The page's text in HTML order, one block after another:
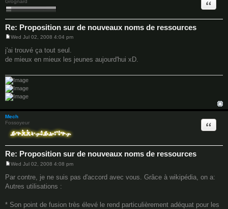
Grognard
Re: Proposition sur de nouveaux noms de ressources
Quote
o
s
t
Wed Jul 02, 2008 4:04 pm
j'ai trouvé ça tout seul.
de mieux en mieux les jeunes aujourd'hui xD.
Mech
Fossoyeur
Re: Proposition sur de nouveaux noms de ressources
Quote
s
t
Wed Jul 02, 2008 4:08 pm
Par contre, je ne suis pas d'accord avec vous. Grâce à wikipédia, on a:
Autres utilisations :
* Son point de fusion très élevé le rend particulièrement adéquat pour les